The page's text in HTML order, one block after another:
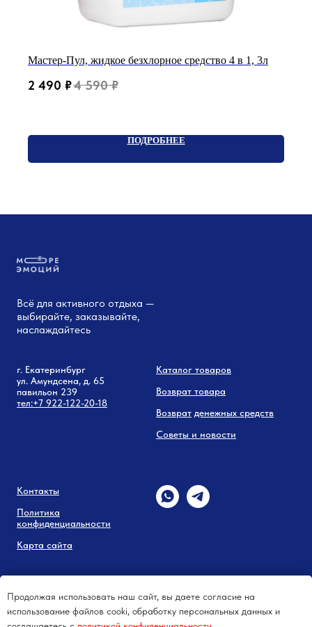
Продолжая использовать наш сайт, вы даете согласие на
использование файлов cooki, обработку персональных данных и
Мастер-Пул, жидкое безхлорное средство 4 в 1, 3л
2 490 ₽4 590 ₽
ПОДРОБНЕЕ
Всё для активного отдыха —
выбирайте, заказывайте,
наслаждайтесь
г. Екатеринбург
ул. Амундсена, д. 65
павильон 239
тел:+7 922-122-20-18
Каталог товаров
Возврат товара
Возврат денежных средств
Советы и новости
Контакты
Политика
конфиденциальности
Карта сайта